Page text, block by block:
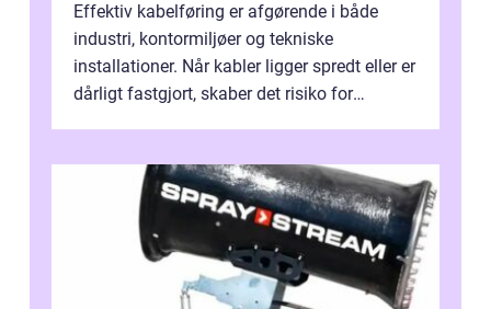
Effektiv kabelføring er afgørende i både
industri, kontormiljøer og tekniske
installationer. Når kabler ligger spredt eller er
dårligt fastgjort, skaber det risiko for